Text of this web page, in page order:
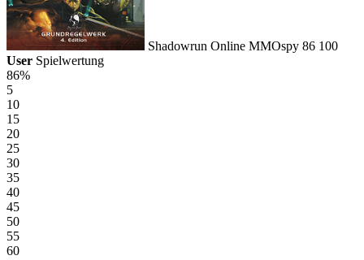
Shadowrun Online MMOspy 86 100
User Spielwertung
86%
5
10
15
20
25
30
35
40
45
50
55
60